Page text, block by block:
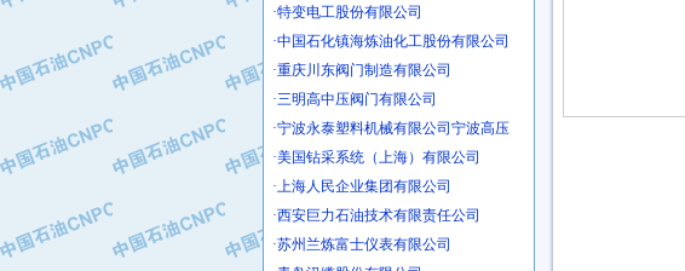
·中国石化镇海炼油化工股份有限公司
·重庆川东阀门制造有限公司
·三明高中压阀门有限公司
·宁波永泰塑料机械有限公司宁波高压
·美国钻采系统（上海）有限公司
·上海人民企业集团有限公司
·西安巨力石油技术有限责任公司
·苏州兰炼富士仪表有限公司
·青岛汉缆股份有限公司